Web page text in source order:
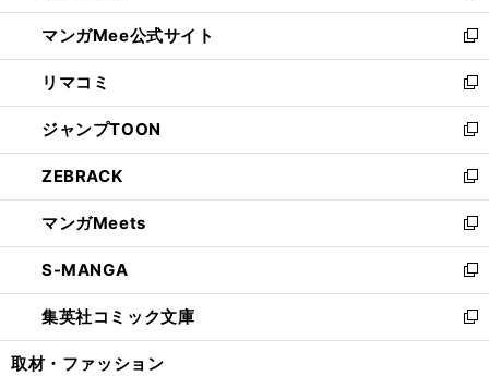
開
く
ン
ド
ウ
で
開
く
ウ
ィ
ン
ド
ウ
で
開
く
し
い
ウ
ィ
ン
ド
ウ
で
開
く
マンガMee公式サイト
新
し
い
ウ
ィ
ン
ド
ウ
で
開
く
リマコミ
新
し
い
ウ
ィ
ン
ド
ウ
で
開
く
ジャンプTOON
新
し
い
ウ
ィ
ン
ド
ウ
で
開
ZEBRACK
新
し
い
ウ
ィ
ン
ド
ウ
マンガMeets
新
し
い
ウ
ィ
ン
S-MANGA
新
し
い
ウ
集英社コミック文庫
新
し
取材・ファッション